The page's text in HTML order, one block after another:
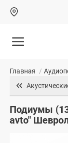
Главная /
Подиумы
avto"